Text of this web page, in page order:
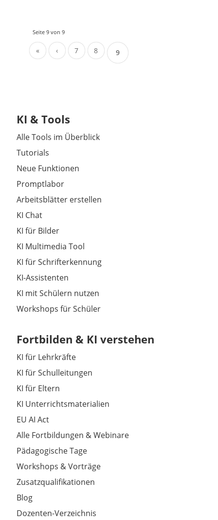
Seite 9 von 9
« ‹ 7 8 9
KI & Tools
Alle Tools im Überblick
Tutorials
Neue Funktionen
Promptlabor
Arbeitsblätter erstellen
KI Chat
KI für Bilder
KI Multimedia Tool
KI für Schrifterkennung
KI-Assistenten
KI mit Schülern nutzen
Workshops für Schüler
Fortbilden & KI verstehen
KI für Lehrkräfte
KI für Schulleitungen
KI für Eltern
KI Unterrichtsmaterialien
EU AI Act
Alle Fortbildungen & Webinare
Pädagogische Tage
Workshops & Vorträge
Zusatzqualifikationen
Blog
Dozenten-Verzeichnis